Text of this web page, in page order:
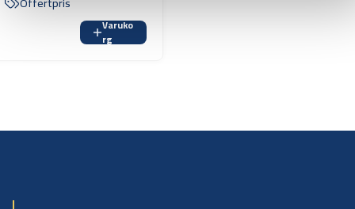
Varuko
rg